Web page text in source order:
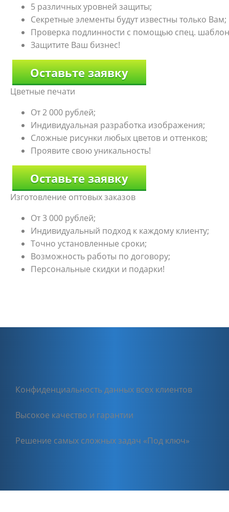
5 различных уровней защиты;
Секретные элементы будут известны только Вам;
Проверка подлинности с помощью спец.
Защитите Ваш бизнес!
Оставьте заявку
Цветные печати
От 2 000 рублей;
Индивидуальная разработка изображения;
Сложные рисунки любых цветов и оттенков;
Проявите свою уникальность!
Оставьте заявку
Изготовление оптовых заказов
От 3 000 рублей;
Индивидуальный подход к каждому клиенту;
Точно установленные сроки;
Возможность работы по договору;
Персональные скидки и подарки!
Конфиденциальность данных всех клиентов
Высокое качество и гарантии
Решение самых сложных задач «Под ключ»